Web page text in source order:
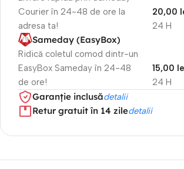
Courier în 24-48 de ore la
adresa ta!
24 H
20,00
Sameday (EasyBox)
Ridică coletul comod dintr-un
EasyBox Sameday în 24-48
de ore!
24 H
15,00
Garanție inclusădetalii
Retur gratuit în 14 ziledetalii